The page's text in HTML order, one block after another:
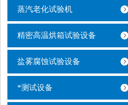
蒸汽老化试验机
精密高温烘箱试验设备
盐雾腐蚀试验设备
*测试设备